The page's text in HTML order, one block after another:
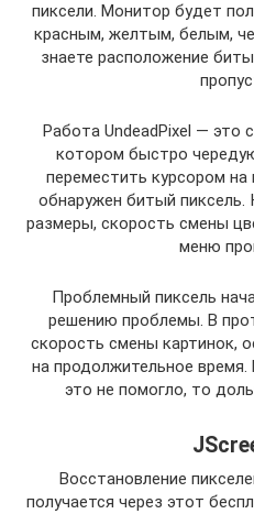
пиксели. Монитор будет
красным, желтым, белым,
знаете расположение
Работа UndeadPixel — это
котором быстро
переместить курсором
обнаружен битый пиксель.
размеры, скорость смены
меню
Проблемный пиксель
решению проблемы. В
скорость смены картинок,
на продолжительное
это не помогло, то
Восстановление
получается через этот